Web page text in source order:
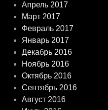
Апрель 2017
Март 2017
Февраль 2017
Январь 2017
Декабрь 2016
Ноябрь 2016
Октябрь 2016
Сентябрь 2016
Август 2016